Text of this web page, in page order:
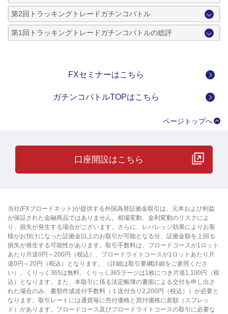
第2回トラッキングトレードガチンコバトル
第1回トラッキングトレードガチンコバトルの総評
FXセミナーはこちら
ガチンコバトルTOPはこちら
ページトップへ
口座開設はこちら
当社(FXブロードネット)が提供する外国為替証拠金取引は、元本および利益
が保証された金融商品ではありません。相場変動、金利変動のリスクによ
り、損失が発生する場合がございます。さらに、レバレッジ効果によりお客
様がお預けになった証拠金以上のお取引が可能となる分、証拠金額を上回る
損失が発生する可能性があります。取引手数料は、ブロードコースが1ロット
あたり片道0円～200円（税込）、ブロードライトコースが1ロットあたり片
道0円～20円（税込）となります。（詳細は取引要綱詳細をご参照くださ
い）。くりっく365は無料、くりっく365ラージは1枚につき片道1,100円（税
込）となります。また、本取引に係る法定帳簿の書面による交付を申し出さ
れた場合のみ、書類作成送付手数料（１送付当り2,200円（税込））が必要と
なります。取引レートには通貨毎に売付価格と買付価格に差額（スプレッ
ド）があります。ブロードコース及びブロードライトコースの取引に必要な